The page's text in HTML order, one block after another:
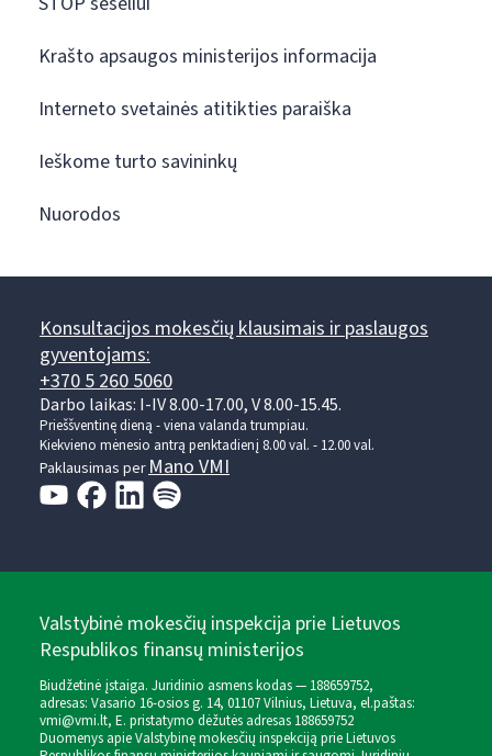
Krašto apsaugos ministerijos informacija
Interneto svetainės atitikties paraiška
Ieškome turto savininkų
Nuorodos
Konsultacijos mokesčių klausimais ir paslaugos
gyventojams:
+370 5 260 5060
Darbo laikas: I-IV 8.00-17.00, V 8.00-15.45.
Prieššventinę dieną - viena valanda trumpiau.
Kiekvieno mėnesio antrą penktadienį 8.00 val. - 12.00 val.
Paklausimas per Mano VMI
Valstybinė mokesčių inspekcija prie Lietuvos
Respublikos finansų ministerijos
Biudžetinė įstaiga. Juridinio asmens kodas — 188659752,
adresas: Vasario 16-osios g. 14, 01107 Vilnius, Lietuva, el.paštas:
vmi@vmi.lt, E. pristatymo dėžutės adresas 188659752
Duomenys apie Valstybinę mokesčių inspekciją prie Lietuvos